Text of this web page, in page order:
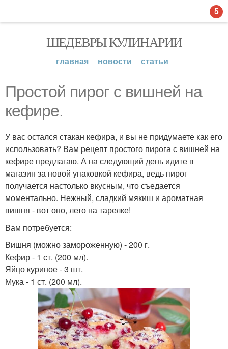
ШЕДЕВРЫ КУЛИНАРИИ
главная новости статьи
Простой пирог с вишней на
кефире.
У вас остался стакан кефира, и вы не придумаете как его
использовать? Вам рецепт простого пирога с вишней на
кефире предлагаю. А на следующий день идите в
магазин за новой упаковкой кефира, ведь пирог
получается настолько вкусным, что съедается
моментально. Нежный, сладкий мякиш и ароматная
вишня - вот оно, лето на тарелке!
Вам потребуется:
Вишня (можно замороженную) - 200 г.
Кефир - 1 ст. (200 мл).
Яйцо куриное - 3 шт.
Мука - 1 ст. (200 мл).
5